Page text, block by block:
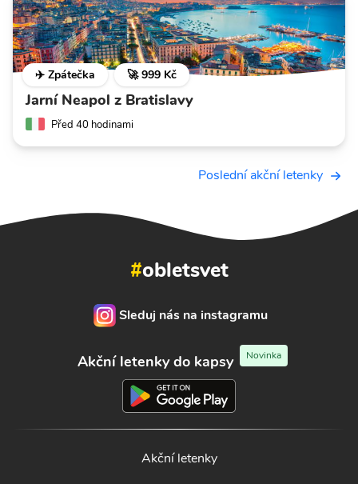
✈️ Zpátečka 🚀 999 Kč
Jarní Neapol z Bratislavy
Před 40 hodinami
Poslední akční letenky
#obletsvet
Sleduj nás na instagramu
Akční letenky do kapsy Novinka
Akční letenky